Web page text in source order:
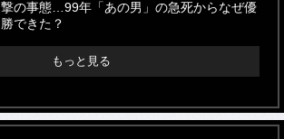
撃の事態…99年「あの男」の急死からなぜ優
勝できた？
もっと見る